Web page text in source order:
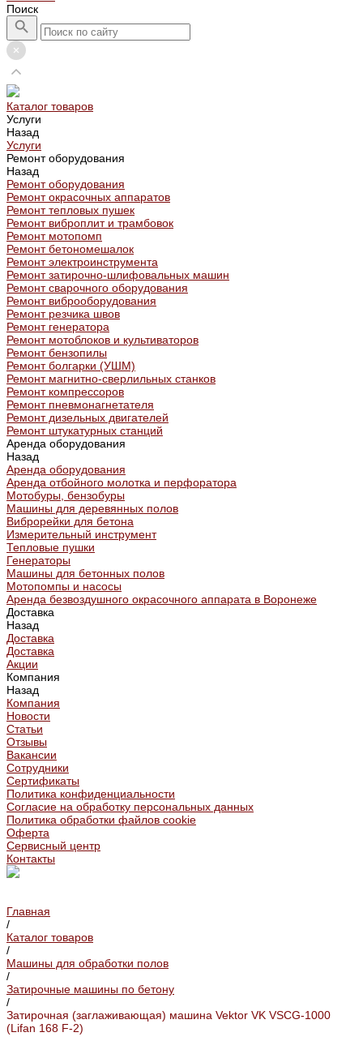
Поиск
Каталог товаров
Услуги
Назад
Услуги
Ремонт оборудования
Назад
Ремонт оборудования
Ремонт окрасочных аппаратов
Ремонт тепловых пушек
Ремонт виброплит и трамбовок
Ремонт мотопомп
Ремонт бетономешалок
Ремонт электроинструмента
Ремонт затирочно-шлифовальных машин
Ремонт сварочного оборудования
Ремонт виброоборудования
Ремонт резчика швов
Ремонт генератора
Ремонт мотоблоков и культиваторов
Ремонт бензопилы
Ремонт болгарки (УШМ)
Ремонт магнитно-сверлильных станков
Ремонт компрессоров
Ремонт пневмонагнетателя
Ремонт дизельных двигателей
Ремонт штукатурных станций
Аренда оборудования
Назад
Аренда оборудования
Аренда отбойного молотка и перфоратора
Мотобуры, бензобуры
Машины для деревянных полов
Виброрейки для бетона
Измерительный инструмент
Тепловые пушки
Генераторы
Машины для бетонных полов
Мотопомпы и насосы
Аренда безвоздушного окрасочного аппарата в Воронеже
Доставка
Назад
Доставка
Доставка
Акции
Компания
Назад
Компания
Новости
Статьи
Отзывы
Вакансии
Сотрудники
Сертификаты
Политика конфиденциальности
Согласие на обработку персональных данных
Политика обработки файлов cookie
Оферта
Сервисный центр
Контакты
Главная
/
Каталог товаров
/
Машины для обработки полов
/
Затирочные машины по бетону
/
Затирочная (заглаживающая) машина Vektor VK VSCG-1000
(Lifan 168 F-2)